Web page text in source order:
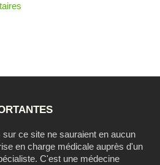
ce site ne sauraient en aucun
en charge médicale auprès d'un
C'est une médecine